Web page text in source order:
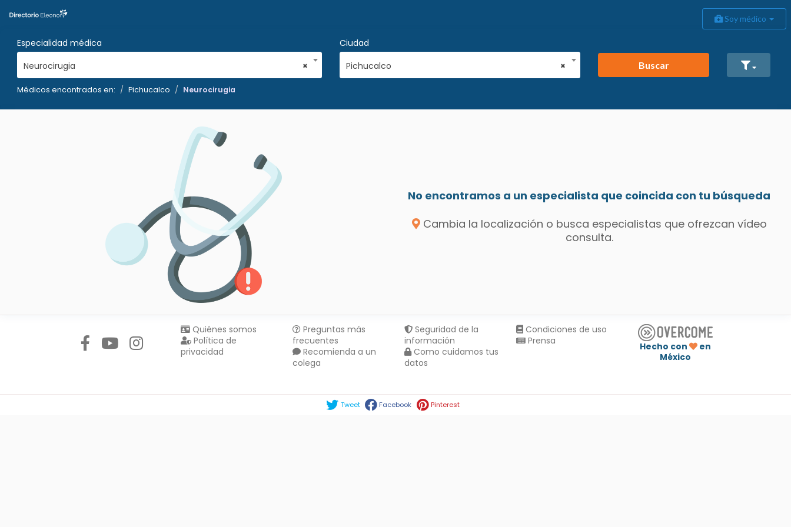
Soy médico
Especialidad médica
×
Neurocirugia
Ciudad
×
Pichucalco Buscar
Médicos encontrados en: Pichucalco Neurocirugia
No encontramos a un especialista que coincida con tu búsqueda
Cambia la localización o busca especialistas que ofrezcan vídeo
consulta.
Quiénes somos
Política de
privacidad
Preguntas más
frecuentes
Recomienda a un
colega
Seguridad de la
información
Como cuidamos tus
datos
Condiciones de uso
Prensa
Hecho con
en
México
Tweet Facebook Pinterest